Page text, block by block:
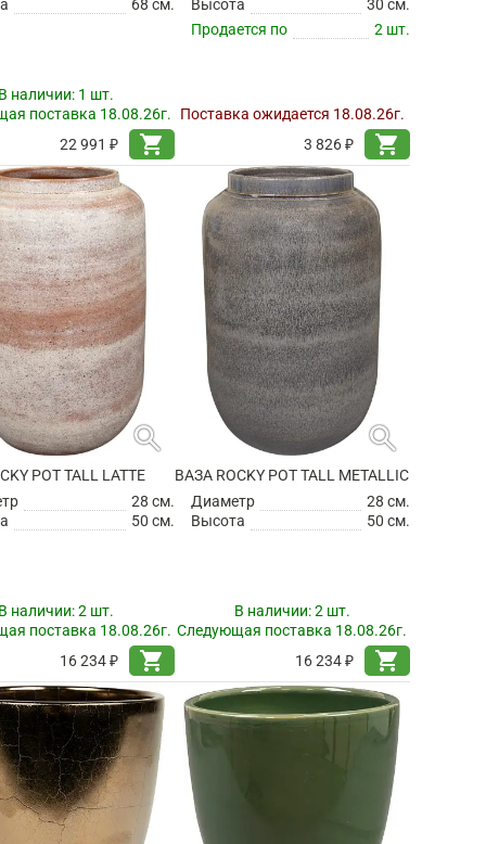
68 см.
наличии: 1 шт.
поставка 18.08.26г.
22 991 ₽
shopping_cart
Высота
30 см.
Продается по
2 шт.
Поставка ожидается 18.08.26г.
3 826 ₽
shopping_cart
search
POT TALL LATTE
28 см.
50 см.
наличии:2 шт.
поставка 18.08.26г.
16 234 ₽
shopping_cart
search
ВАЗА ROCKY POT TALL METALLIC
Диаметр
28 см.
Высота
50 см.
В наличии:2 шт.
Следующая поставка 18.08.26г.
16 234 ₽
shopping_cart